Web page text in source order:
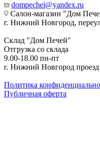
dompechei@yandex.ru
Салон-магазин "Дом
г. Нижний Новгород,
Склад "Дом Печей"
Отгрузка со склада
9.00-18.00 пн-пт
г. Нижний Новгород
Политика
Публичная оферта